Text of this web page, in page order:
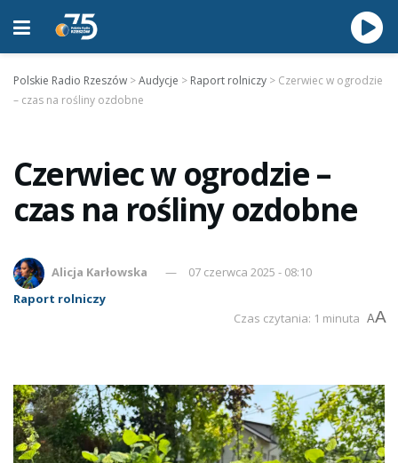
Polskie Radio Rzeszów >Audycje > Raport rolniczy > Czerwiec w ogrodzie
– czas na rośliny ozdobne
Czerwiec w ogrodzie –
czas na rośliny ozdobne
Alicja Karłowska
07 czerwca 2025 - 08:10
Raport rolniczy
Czas czytania: 1 minuta AA